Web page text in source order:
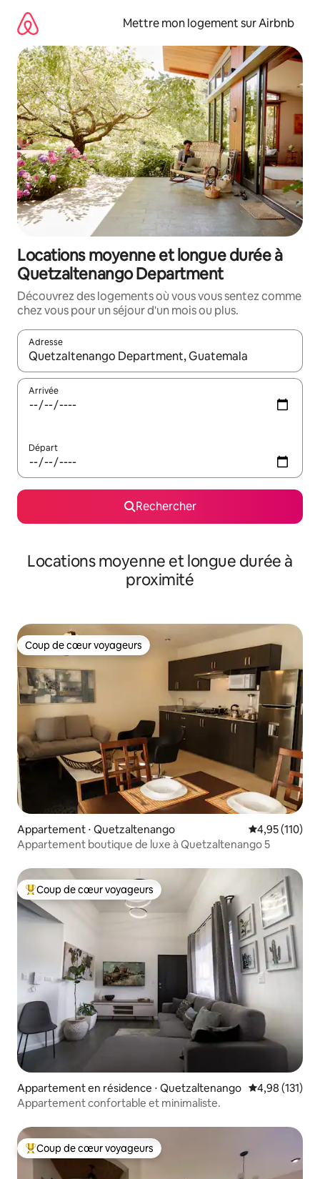
directement
contenu
Mettre mon logement sur Airbnb
Locations moyenne et longue durée à
Quetzaltenango Department
Découvrez des logements où vous vous sentez comme
chez vous pour un séjour d'un mois ou plus.
Adresse
Lorsque les résultats s'affichent, utilisez les flèches vers le
Arrivée
Départ
Rechercher
Locations moyenne et longue durée à
proximité
Coup de cœur voyageurs
Coup de cœur voyageurs
Appartement ⋅ Quetzaltenango Évaluation
4,95 (110)
Appartement boutique de luxe à Quetzaltenango 5
Coups de cœur voyageurs les plus appréciés
Coup de cœur voyageurs
Appartement en résidence ⋅ Quetzaltenango Évaluation
4,98 (131)
Appartement confortable et minimaliste.
Coups de cœur voyageurs les plus appréciés
Coup de cœur voyageurs